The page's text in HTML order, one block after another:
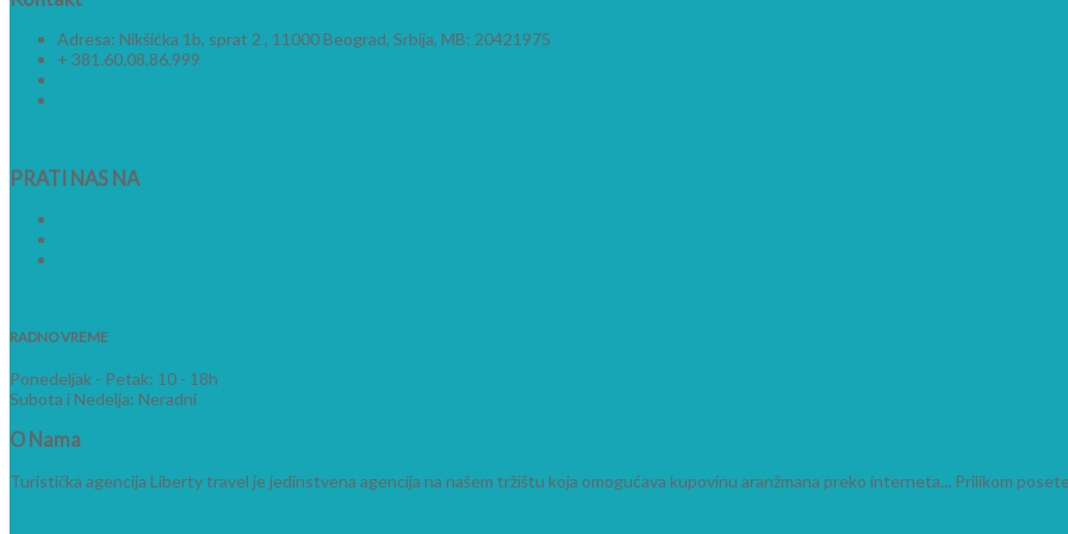
Adresa: Nikšićka 1b, sprat 2 , 11000 Beograd, Srbija, MB: 20421975
+ 381.60.08.86.999
PRATI NAS NA
RADNO VREME
Ponedeljak - Petak: 10 - 18h
Subota i Nedelja: Neradni
O Nama
Turistička agencija Liberty travel je jedinstvena agencija na našem tržištu koja omogućava kupovinu aranžmana preko interneta... Prilikom